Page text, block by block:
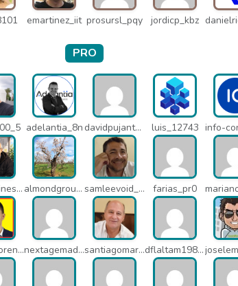
emartinez_iit prosursl_pqy jordicp_kbz
PRO
adelantia_8n davidpujantelopez_mrf luis_12743
smartcuines_1378 almondgroup1984_pjc samleevoid_n58 farias_pr0
carlosmorenogil_16533 nextagemadrid_lpj santiagomartindejesus_ncs dflaltam1980_os1